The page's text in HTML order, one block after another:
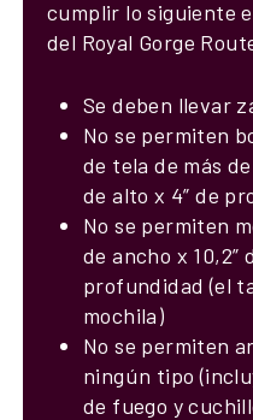
cumplir lo siguiente
del Royal Gorge
Se deben llevar
No se permiten
de tela de más
de alto x 4” de
No se permiten
de ancho x 10,2”
profundidad (el
mochila)
No se permiten
ningún tipo
de fuego y